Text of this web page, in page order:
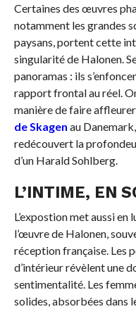
Certaines des œuvres
notamment les grandes
paysans, portent cette
singularité de Halonen.
panoramas : ils
rapport frontal au réel.
manière de faire affleurer
de Skagen au
redécouvert la
d’un Harald Sohlberg.
L’INTIME, EN
L’expostion met aussi
l’œuvre de Halonen,
réception française. Les
d’intérieur révèlent une
sentimentalité. Les
solides, absorbées dans